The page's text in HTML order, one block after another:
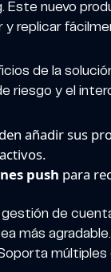
Este nuevo
replicar
de la
riesgo y el
añadir sus
push para
de
más
múltiples